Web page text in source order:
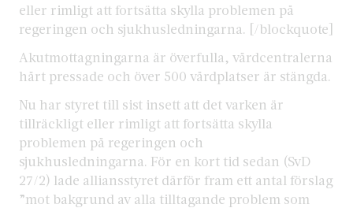
eller rimligt att fortsätta skylla problemen på
regeringen och sjukhusledningarna. [/blockquote]
Akutmottagningarna är överfulla, vårdcentralerna
hårt pressade och över 500 vårdplatser är stängda.
Nu har styret till sist insett att det varken är
tillräckligt eller rimligt att fortsätta skylla
problemen på regeringen och
sjukhusledningarna. För en kort tid sedan (SvD
27/2) lade alliansstyret därför fram ett antal förslag
”mot bakgrund av alla tilltagande problem som